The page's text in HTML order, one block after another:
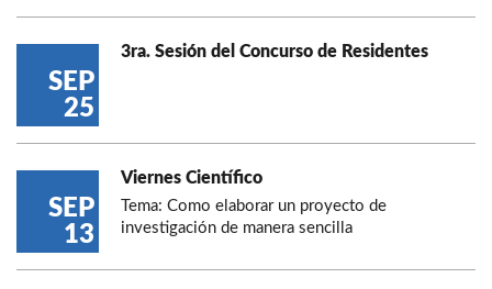
SEP
25
3ra. Sesión del Concurso de Residentes
SEP
13
Viernes Científico
Tema: Como elaborar un proyecto de
investigación de manera sencilla